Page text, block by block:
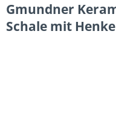
Gmundner
Schale mit